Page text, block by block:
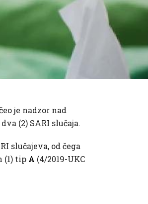
je nadzor nad
(2) SARI slučaja.
slučajeva, od čega
(1) tip A (4/2019-UKC